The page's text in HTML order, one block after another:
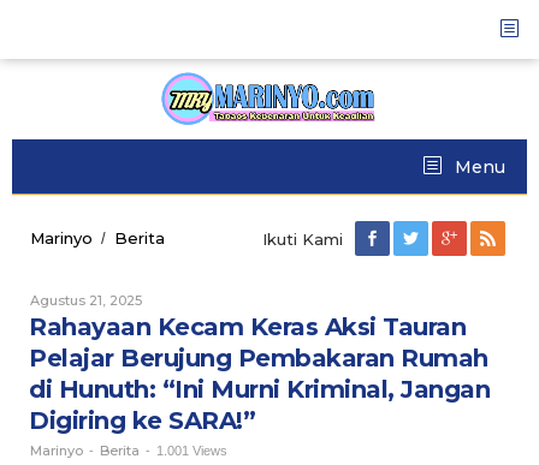
content
Menu
Marinyo / Berita
Tauran
Pelajar
Berujung
Pembakaran
Rumah
di
Hunuth:
Ikuti Kami
Agustus 21, 2025
Marinyo
Rahayaan Kecam Keras Aksi Tauran
Pelajar Berujung Pembakaran Rumah
di Hunuth: “Ini Murni Kriminal, Jangan
Digiring ke SARA!”
Marinyo - Berita - 1.001 Views